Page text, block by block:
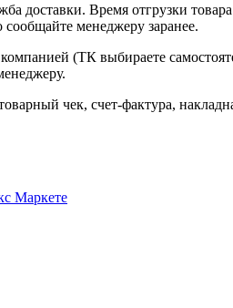
доставки. Время отгрузки
менеджеру заранее.
(ТК выбираете
чек, счет-фактура,
Маркете